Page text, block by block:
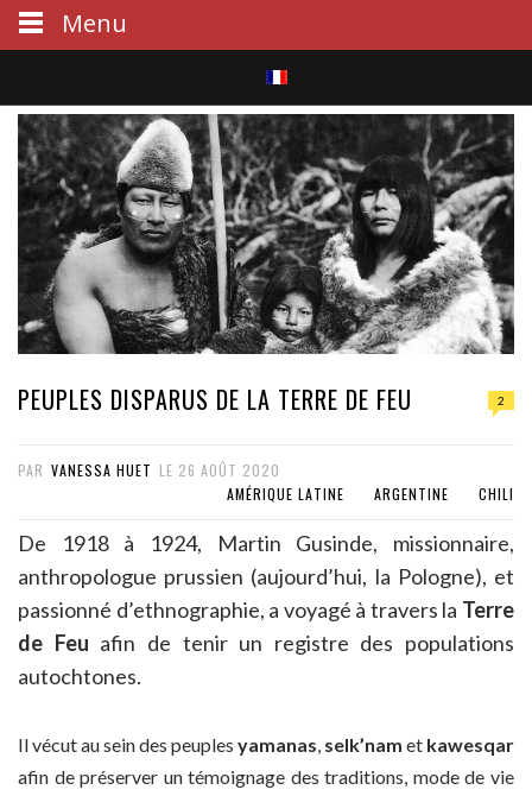
S
e
a
r
c
h
PEUPLES DISPARUS DE LA TERRE DE FEU 2
PAR VANESSA HUET LE 26 AOÛT 2020
AMÉRIQUE LATINE
ARGENTINE CHILI
De 1918 à 1924, Martin Gusinde, missionnaire,
anthropologue prussien (aujourd’hui, la Pologne), et
passionné d’ethnographie, a voyagé à travers la Terre
de Feu afin de tenir un registre des populations
autochtones.
Il vécut au sein des peuples yamanas, selk’nam et kawesqar
afin de préserver un témoignage des traditions, mode de vie
Menu